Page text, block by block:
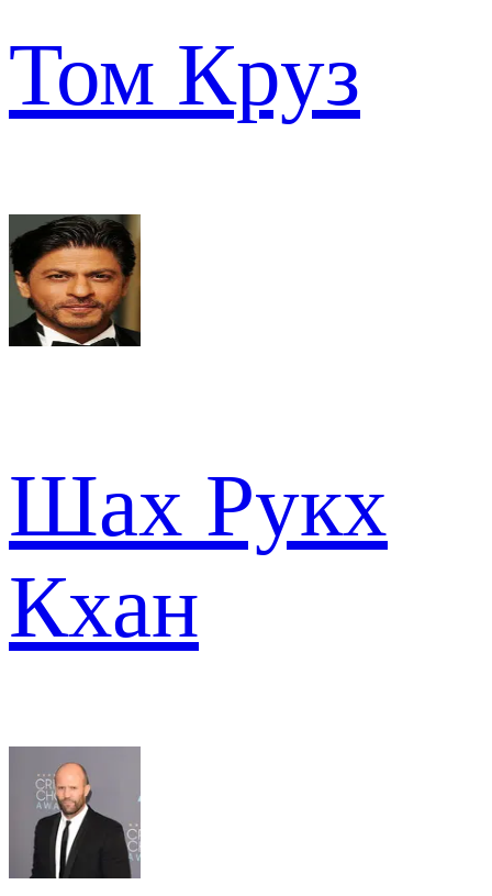
Том Круз
Шах Рукх
Кхан